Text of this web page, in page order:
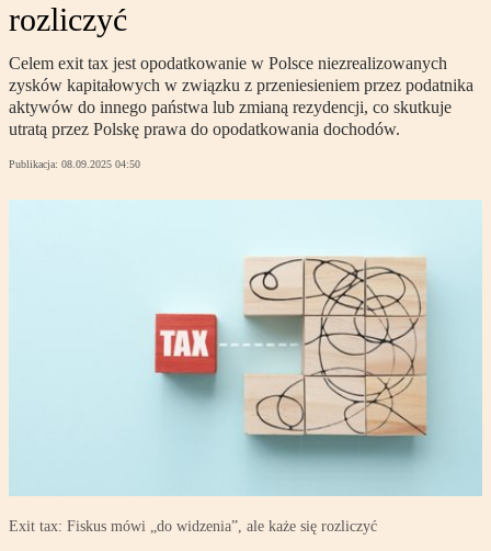
rozliczyć
Celem exit tax jest opodatkowanie w Polsce niezrealizowanych
zysków kapitałowych w związku z przeniesieniem przez podatnika
aktywów do innego państwa lub zmianą rezydencji, co skutkuje
utratą przez Polskę prawa do opodatkowania dochodów.
Publikacja: 08.09.2025 04:50
Exit tax: Fiskus mówi „do widzenia”, ale każe się rozliczyć